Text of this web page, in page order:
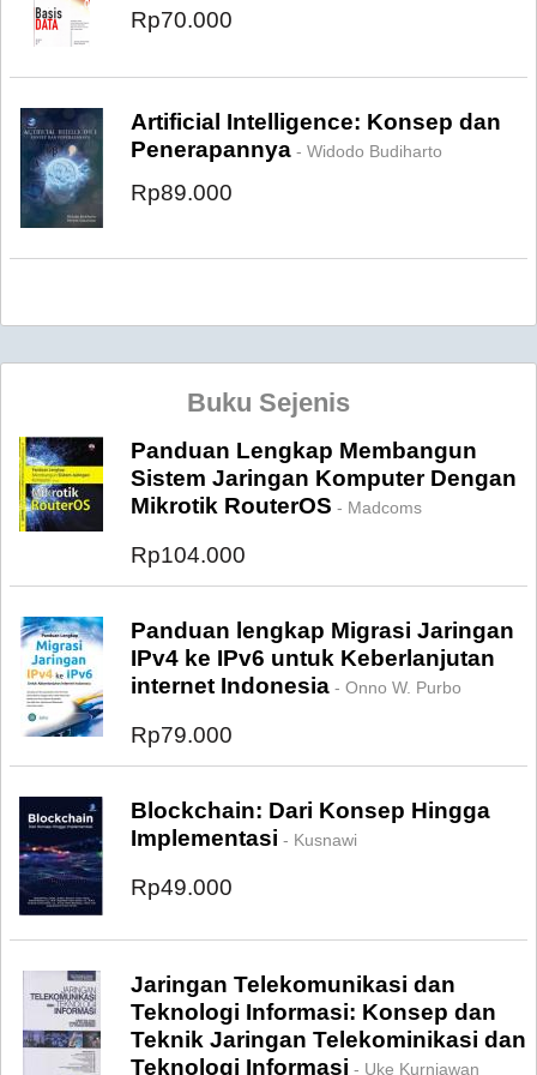
Rp70.000
Artificial Intelligence: Konsep dan
Penerapannya - Widodo Budiharto
Rp89.000
Buku Sejenis
Panduan Lengkap Membangun
Sistem Jaringan Komputer Dengan
Mikrotik RouterOS - Madcoms
Rp104.000
Panduan lengkap Migrasi Jaringan
IPv4 ke IPv6 untuk Keberlanjutan
internet Indonesia - Onno W. Purbo
Rp79.000
Blockchain: Dari Konsep Hingga
Implementasi - Kusnawi
Rp49.000
Jaringan Telekomunikasi dan
Teknologi Informasi: Konsep dan
Teknik Jaringan Telekominikasi dan
Teknologi Informasi - Uke Kurniawan